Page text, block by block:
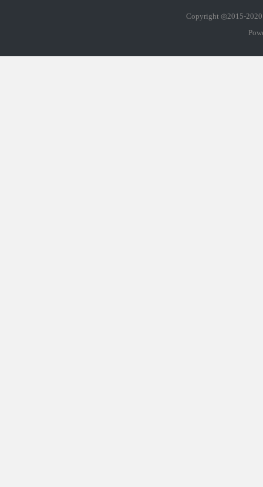
Copyright ◎2015-